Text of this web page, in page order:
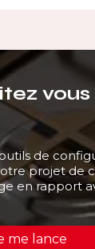
de
projet de
en rapport
me lance